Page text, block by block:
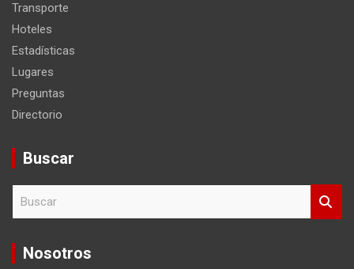
Transporte
Hoteles
Estadísticas
Lugares
Preguntas
Directorio
Buscar
c
Nosotros